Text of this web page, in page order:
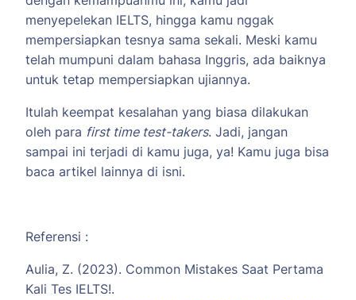
menyepelekan IELTS, hingga kamu nggak
mempersiapkan tesnya sama sekali. Meski kamu
telah mumpuni dalam bahasa Inggris, ada baiknya
untuk tetap mempersiapkan ujiannya.
Itulah keempat kesalahan yang biasa dilakukan
oleh para first time test-takers. Jadi, jangan
sampai ini terjadi di kamu juga, ya! Kamu juga bisa
baca artikel lainnya di isni.
Referensi :
Aulia, Z. (2023). Common Mistakes Saat Pertama
Kali Tes IELTS!.